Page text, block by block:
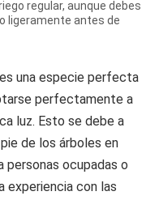
regular, aunque debes
ligeramente antes de
una especie perfecta
perfectamente a
luz. Esto se debe a
de los árboles en
personas ocupadas o
experiencia con las